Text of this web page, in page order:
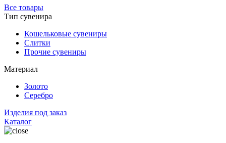
Все товары
Тип сувенира
Кошельковые сувениры
Слитки
Прочие сувениры
Материал
Золото
Серебро
Изделия под заказ
Каталог